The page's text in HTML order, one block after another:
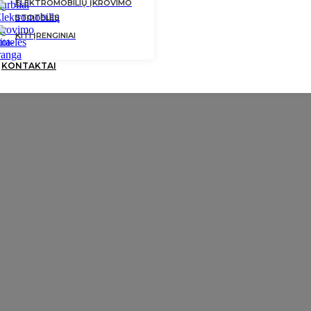
ELEKTROMOBILIŲ ĮKROVIMO
STOTELĖS
KITI ĮRENGINIAI
ATLIKTI DARBAI
KONTAKTAI